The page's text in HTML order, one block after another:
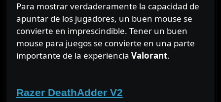
Para mostrar verdaderamente la capacidad de
apuntar de los jugadores, un buen mouse se
convierte en imprescindible. Tener un buen
mouse para juegos se convierte en una parte
importante de la experiencia Valorant.
Razer DeathAdder V2